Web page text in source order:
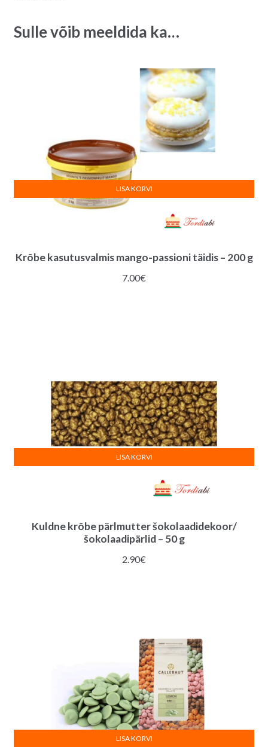
Sulle võib meeldida ka…
Krõbe kasutusvalmis mango-passioni täidis – 200 g
7.00€
LISA KORVI
Kuldne krõbe pärlmutter šokolaadidekoor/
šokolaadipärlid – 50 g
2.90€
LISA KORVI
LISA KORVI